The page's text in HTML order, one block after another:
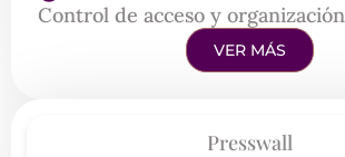
Control de acceso y organización
VER MÁS
Presswall